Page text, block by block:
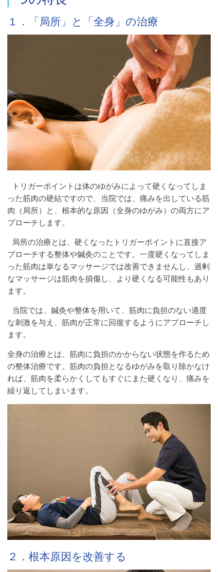
１．「局所」と「全身」の治療
トリガーポイントは体のゆがみによって硬くなってしま
った筋肉の硬結ですので、当院では、痛みを出している筋
肉（局所）と、根本的な原因（全身のゆがみ）の両方にア
プローチします。
局所の治療とは、硬くなったトリガーポイントに直接ア
プローチする整体や鍼灸のことです。一度硬くなってしま
った筋肉は単なるマッサージでは改善できませんし、過剰
なマッサージは筋肉を損傷し、より硬くなる可能性もあり
ます。
当院では、鍼灸や整体を用いて、筋肉に負担のない適度
な刺激を与え、筋肉が正常に回復するようにアプローチし
ます。
全身の治療とは、筋肉に負担のかからない状態を作るため
の整体治療です。筋肉の負担となるゆがみを取り除かなけ
れば、筋肉を柔らかくしてもすぐにまた硬くなり、痛みを
繰り返してしまいます。
２．根本原因を改善する